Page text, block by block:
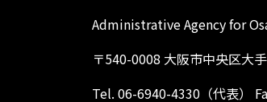
Administrative Agency for
〒540-0008 大阪市中央区大
Tel. 06-6940-4330（代表）